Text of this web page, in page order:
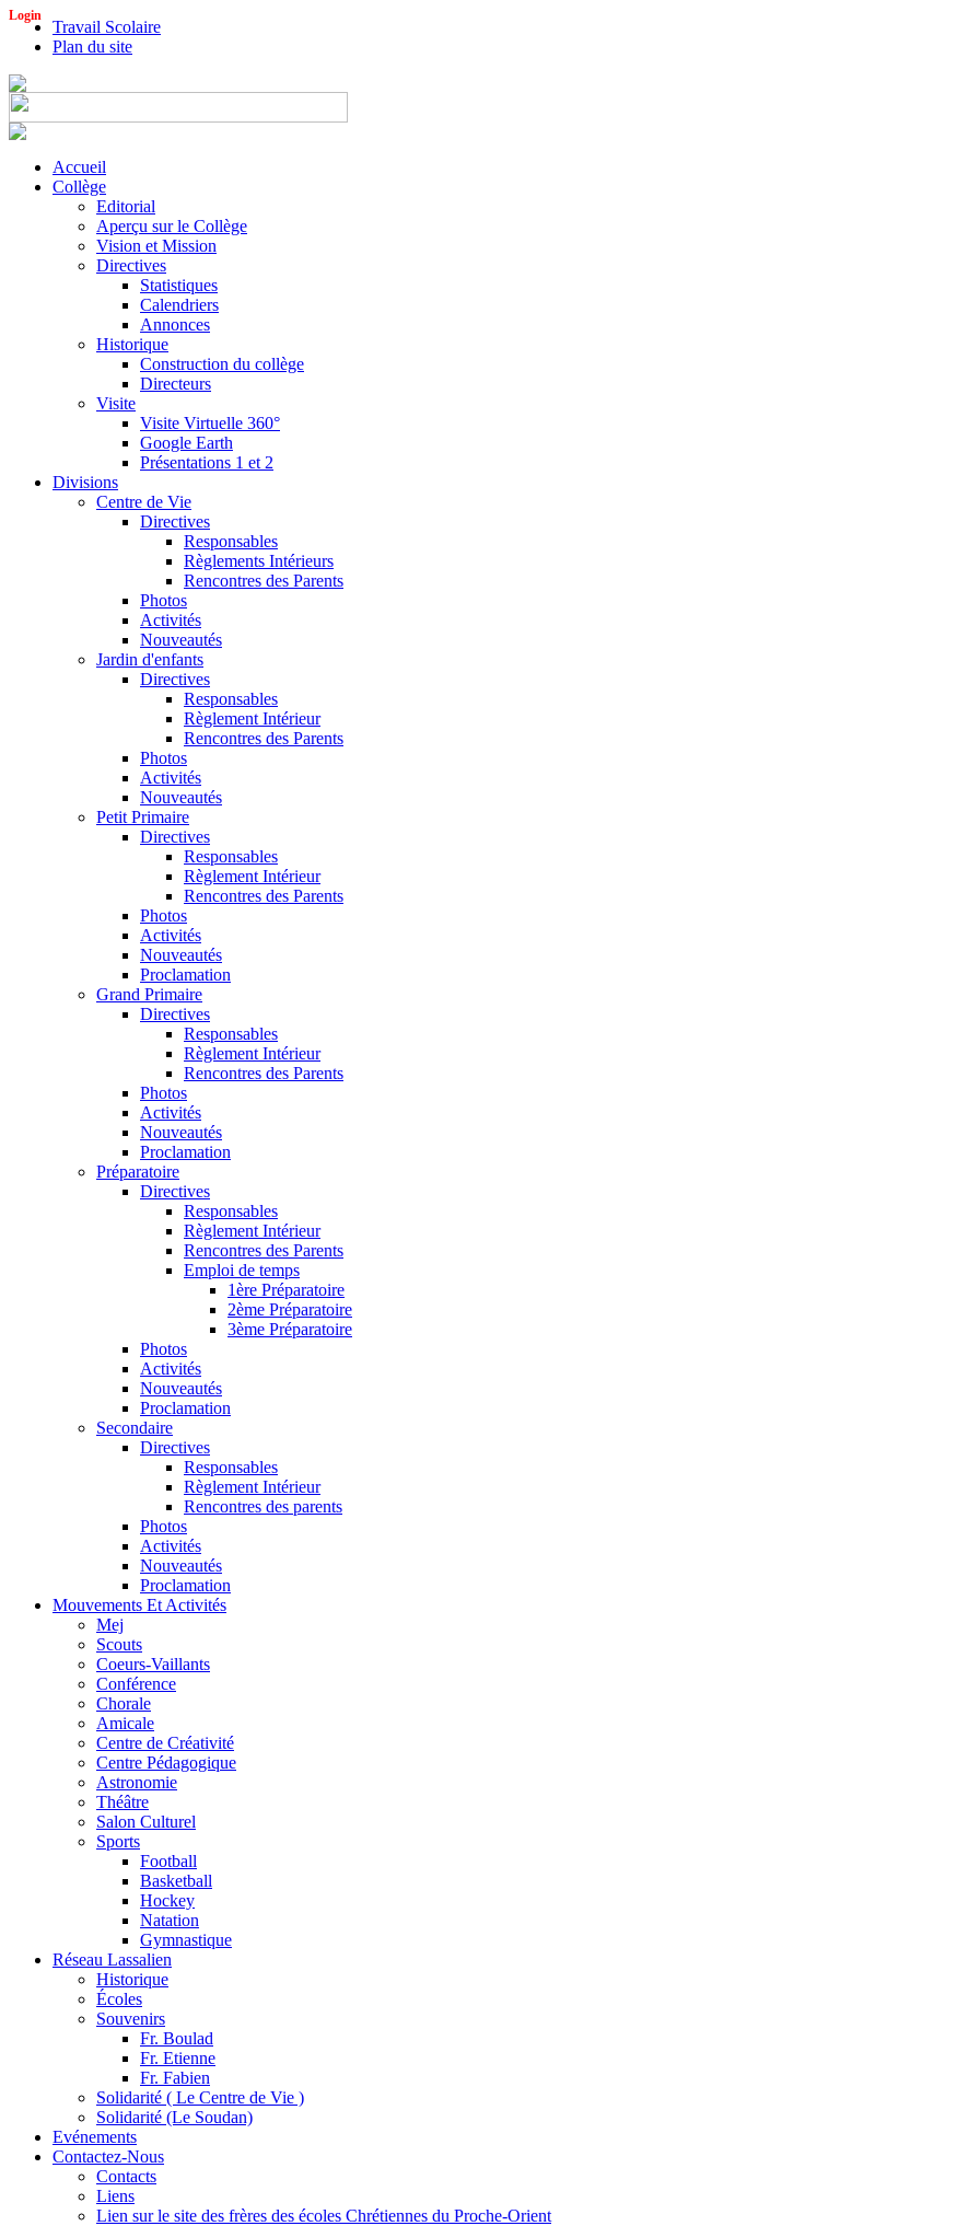
Login
Travail Scolaire
Plan du site
Accueil
Collège
Editorial
Aperçu sur le Collège
Vision et Mission
Directives
Statistiques
Calendriers
Annonces
Historique
Construction du collège
Directeurs
Visite
Visite Virtuelle 360°
Google Earth
Présentations 1 et 2
Divisions
Centre de Vie
Directives
Responsables
Règlements Intérieurs
Rencontres des Parents
Photos
Activités
Nouveautés
Jardin d'enfants
Directives
Responsables
Règlement Intérieur
Rencontres des Parents
Photos
Activités
Nouveautés
Petit Primaire
Directives
Responsables
Règlement Intérieur
Rencontres des Parents
Photos
Activités
Nouveautés
Proclamation
Grand Primaire
Directives
Responsables
Règlement Intérieur
Rencontres des Parents
Photos
Activités
Nouveautés
Proclamation
Préparatoire
Directives
Responsables
Règlement Intérieur
Rencontres des Parents
Emploi de temps
1ère Préparatoire
2ème Préparatoire
3ème Préparatoire
Photos
Activités
Nouveautés
Proclamation
Secondaire
Directives
Responsables
Règlement Intérieur
Rencontres des parents
Photos
Activités
Nouveautés
Proclamation
Mouvements Et Activités
Mej
Scouts
Coeurs-Vaillants
Conférence
Chorale
Amicale
Centre de Créativité
Centre Pédagogique
Astronomie
Théâtre
Salon Culturel
Sports
Football
Basketball
Hockey
Natation
Gymnastique
Réseau Lassalien
Historique
Écoles
Souvenirs
Fr. Boulad
Fr. Etienne
Fr. Fabien
Solidarité ( Le Centre de Vie )
Solidarité (Le Soudan)
Evénements
Contactez-Nous
Contacts
Liens
Lien sur le site des frères des écoles Chrétiennes du Proche-Orient